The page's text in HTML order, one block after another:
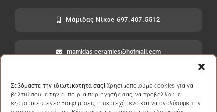
Σεβόμαστε την ιδιωτικότητά σας!Χρησιμοποιούμε cookies για να
βελτιώσουμε την εμπειρία περιήγησής σας, να προβάλλουμε
εξατομικευμένες διαφημίσεις ή περιεχόμενο και να αναλύουμε την
Μάμιδας Νίκος 697.407.5512
mamidas-ceramics@hotmail.com
Πολιτική Απορρήτου|Πολιτική Cookies|Όροι Χρήσης